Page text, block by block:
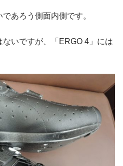
あろう側面内側です。
いですが、「ERGO 4」には